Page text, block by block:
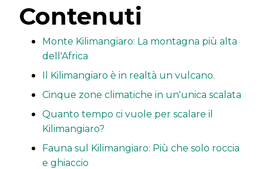
Contenuti
Monte Kilimangiaro: La montagna più alta
dell'Africa
Il Kilimangiaro è in realtà un vulcano.
Cinque zone climatiche in un'unica scalata
Quanto tempo ci vuole per scalare il
Kilimangiaro?
Fauna sul Kilimangiaro: Più che solo roccia
e ghiaccio